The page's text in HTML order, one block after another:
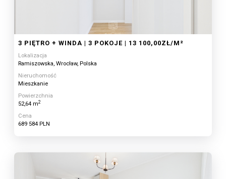
3 PIĘTRO + WINDA | 3 POKOJE | 13 100,00ZŁ/M²
Lokalizacja
Ramiszowska, Wrocław, Polska
Nieruchomość
Mieszkanie
Powierzchnia
52,64 m2
Cena
689 584 PLN